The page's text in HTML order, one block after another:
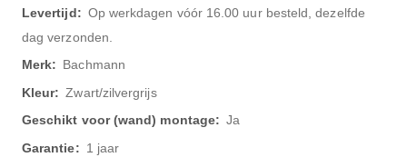
informatie
Op werkdagen vóór 16.00 uur besteld, dezelfde
dag verzonden.
Bachmann
Zwart/zilvergrijs
Ja
1 jaar